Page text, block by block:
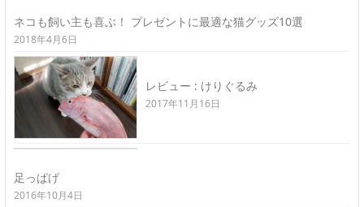
ネコも飼い主も喜ぶ！ プレゼントに最適な猫グッズ10選
2018年4月6日
レビュー : けりぐるみ
2017年11月16日
足っぱげ
2016年10月4日